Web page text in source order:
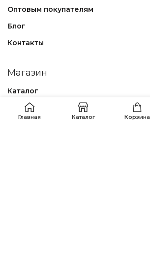
Оптовым покупателям
Блог
Контакты
Магазин
Каталог
Политика конфиденциальности
Главная Каталог Корзина